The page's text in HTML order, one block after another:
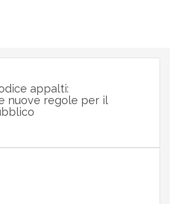
appalti:
nuove regole per il